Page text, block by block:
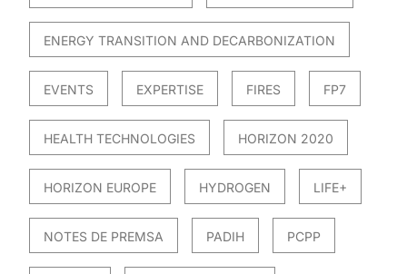
ENERGY TRANSITION AND DECARBONIZATION
EVENTS EXPERTISE FIRES FP7
HEALTH TECHNOLOGIES HORIZON 2020
HORIZON EUROPE HYDROGEN LIFE+
NOTES DE PREMSA PADIH PCPP